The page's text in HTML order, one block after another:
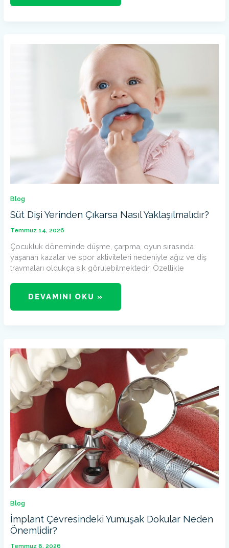
Blog
Süt Dişi Yerinden Çıkarsa Nasıl Yaklaşılmalıdır?
Temmuz 14, 2026
Çocukluk döneminde düşme, çarpma, oyun sırasında
yaşanan kazalar ve spor aktiviteleri nedeniyle ağız ve diş
travmaları oldukça sık görülebilmektedir. Özellikle
DIŞI
YAKLAŞILMALIDIR?
DEVAMINI OKU »
Blog
İmplant Çevresindeki Yumuşak Dokular Neden
Önemlidir?
Temmuz 8, 2026
ÇEVRESINDEKI
YUMUŞAK
DOKULAR
NEDEN
ÖNEMLIDIR?